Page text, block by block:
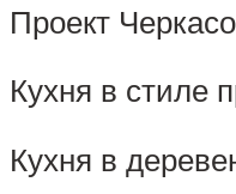
Проект
Кухня в стиле
Кухня в